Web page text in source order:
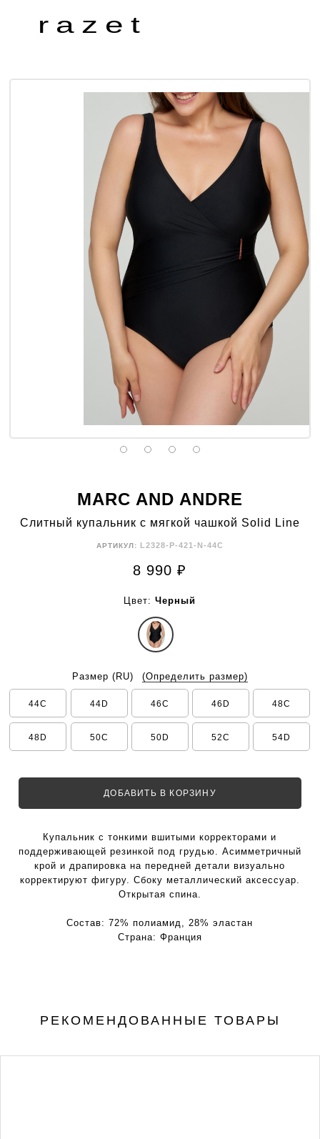
razet
MARC AND ANDRE
Слитный купальник с мягкой чашкой Solid Line
АРТИКУЛ: L2328-P-421-N-44C
8 990 ₽
Цвет:Черный
Размер (RU) (Определить размер)
44C 44D 46C 46D 48C
48D 50C 50D 52C 54D
ДОБАВИТЬ В КОРЗИНУ
Купальник с тонкими вшитыми корректорами и
поддерживающей резинкой под грудью. Асимметричный
крой и драпировка на передней детали визуально
корректируют фигуру. Сбоку металлический аксессуар.
Открытая спина.
Состав:72% полиамид, 28% эластан
Страна: Франция
РЕКОМЕНДОВАННЫЕ ТОВАРЫ